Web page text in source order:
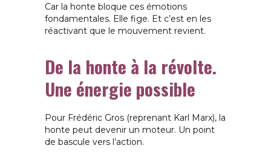
Car la honte bloque ces émotions
fondamentales. Elle fige. Et c’est en les
réactivant que le mouvement revient.
De la honte à la révolte.
Une énergie possible
Pour Frédéric Gros (reprenant Karl Marx), la
honte peut devenir un moteur. Un point
de bascule vers l’action.